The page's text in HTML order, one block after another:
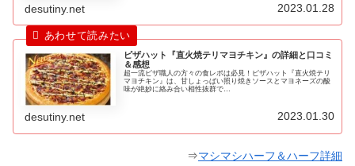
desutiny.net 2023.01.28
ピザハット『直火焼テリマヨチキン』の詳細と口コミ
＆感想
超一流ピザ職人の方々の食レポは必見！ピザハット『直火焼テリ
マヨチキン』は、甘しょっぱい照り焼きソースとマヨネーズの酸
味が絶妙に絡み合い相性抜群で…
desutiny.net 2023.01.30
⇒マシマシハーフ＆ハーフ詳細